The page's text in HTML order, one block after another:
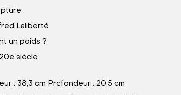
Laliberté
un poids ?
siècle
: 38,3 cm Profondeur : 20,5 cm